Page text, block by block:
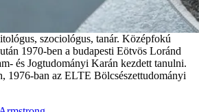
szociológus, tanár. Középfokú
1970-ben a budapesti Eötvös Loránd
és Jogtudományi Karán kezdett tanulni.
1976-ban az ELTE Bölcsészettudományi